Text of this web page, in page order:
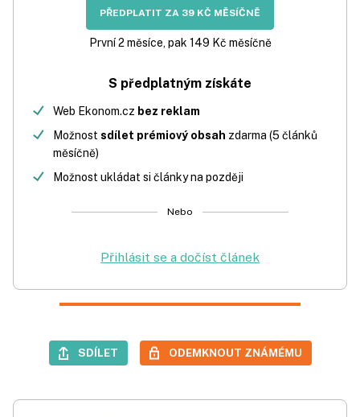
PŘEDPLATIT ZA 39 KČ MĚSÍČNĚ
První 2 měsíce, pak 149 Kč měsíčně
S předplatným získáte
Web Ekonom.cz bez reklam
Možnost sdílet prémiový obsah zdarma (5 článků
měsíčně)
Možnost ukládat si články na později
Nebo
Přihlásit se a dočíst článek
SDÍLET ODEMKNOUT ZNÁMÉMU